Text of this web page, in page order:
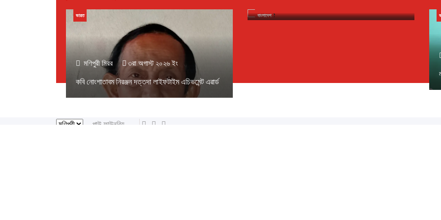
মণিপুরী মিরর ৩রা অগাস্ট ২০২৬ ইং
কবি নোংশাতাবম নিরঞ্জন দত্তদা লাইফটাইম এচিভমেন্ট এৱার্ড
ভারত বাংলাদেশ
পাউ ফাউনবিয়ু
থাংজা, ৮ অগাস্ট ২০২৬ ইং